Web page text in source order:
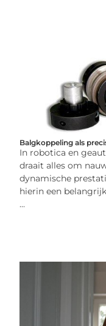
Balgkoppeling als
In robotica en
draait alles om
dynamische
hierin een
...